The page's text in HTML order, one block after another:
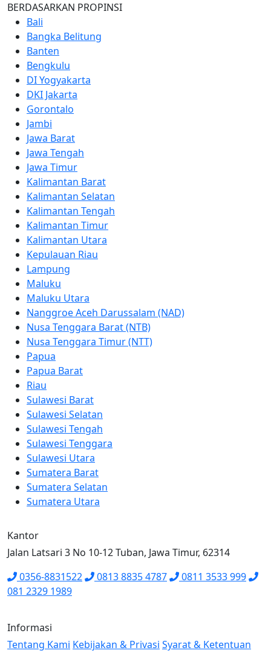
BERDASARKAN PROPINSI
Bali
Bangka Belitung
Banten
Bengkulu
DI Yogyakarta
DKI Jakarta
Gorontalo
Jambi
Jawa Barat
Jawa Tengah
Jawa Timur
Kalimantan Barat
Kalimantan Selatan
Kalimantan Tengah
Kalimantan Timur
Kalimantan Utara
Kepulauan Riau
Lampung
Maluku
Maluku Utara
Nanggroe Aceh Darussalam (NAD)
Nusa Tenggara Barat (NTB)
Nusa Tenggara Timur (NTT)
Papua
Papua Barat
Riau
Sulawesi Barat
Sulawesi Selatan
Sulawesi Tengah
Sulawesi Tenggara
Sulawesi Utara
Sumatera Barat
Sumatera Selatan
Sumatera Utara
Kantor
Jalan Latsari 3 No 10-12 Tuban, Jawa Timur, 62314
0356-8831522
0813 8835 4787
0811 3533 999
081 2329 1989
Informasi
Tentang Kami Kebijakan & Privasi Syarat & Ketentuan